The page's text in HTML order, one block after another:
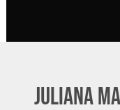
JULIANA